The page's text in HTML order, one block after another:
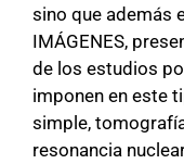
sino que además
IMÁGENES,
de los estudios
imponen en este
simple,
resonancia